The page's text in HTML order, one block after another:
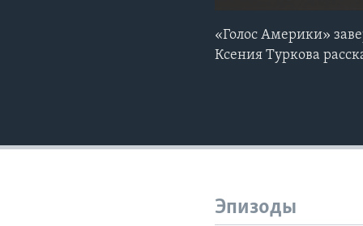
«Голос Америки»
Ксения Туркова
Эпизоды